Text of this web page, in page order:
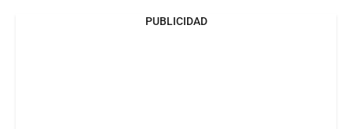
PUBLICIDAD